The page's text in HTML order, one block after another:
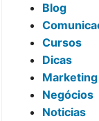
Blog
Cursos
Dicas
Marketing
Negócios
Noticias